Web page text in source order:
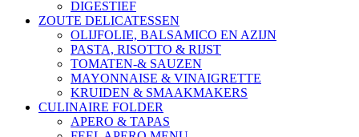
DIGESTIEF
ZOUTE DELICATESSEN
OLIJFOLIE, BALSAMICO EN AZIJN
PASTA, RISOTTO & RIJST
TOMATEN-& SAUZEN
MAYONNAISE & VINAIGRETTE
KRUIDEN & SMAAKMAKERS
CULINAIRE FOLDER
APERO & TAPAS